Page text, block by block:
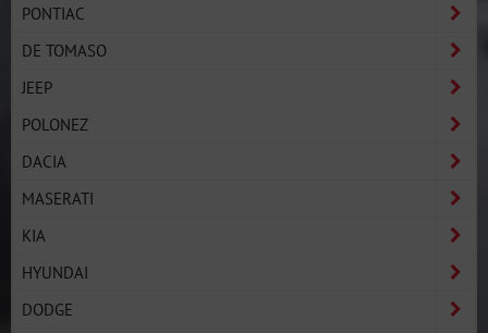
PONTIAC
DE TOMASO
JEEP
POLONEZ
DACIA
MASERATI
KIA
HYUNDAI
DODGE